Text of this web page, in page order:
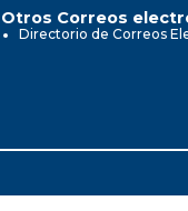
Otros Correos
Directorio de Correos